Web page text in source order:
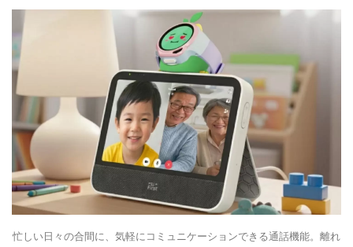
忙しい日々の合間に、気軽にコミュニケーションできる通話機能。離れ